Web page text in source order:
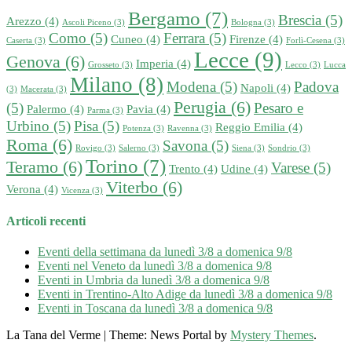
Arezzo (4) Ascoli Piceno (3) Bergamo (7) Bologna (3) Brescia (5)
Caserta (3) Como (5) Cuneo (4) Ferrara (5) Firenze (4) Forlì‑Cesena (3)
Genova (6) Grosseto (3) Imperia (4) Lecce (9) Lecco (3) Lucca
(3) Macerata (3) Milano (8) Modena (5) Napoli (4) Padova
(5) Palermo (4) Parma (3) Pavia (4) Perugia (6)Pesaro e
Urbino (5)Pisa (5) Potenza (3) Ravenna (3) Reggio Emilia (4)
Roma (6) Rovigo (3) Salerno (3) Savona (5) Siena (3) Sondrio (3)
Teramo (6)Torino (7) Trento (4) Udine (4) Varese (5)
Verona (4) Vicenza (3) Viterbo (6)
Articoli recenti
Eventi della settimana da lunedì 3/8 a domenica 9/8
Eventi nel Veneto da lunedì 3/8 a domenica 9/8
Eventi in Umbria da lunedì 3/8 a domenica 9/8
Eventi in Trentino-Alto Adige da lunedì 3/8 a domenica 9/8
Eventi in Toscana da lunedì 3/8 a domenica 9/8
La Tana del Verme | Theme: News Portal by Mystery Themes.